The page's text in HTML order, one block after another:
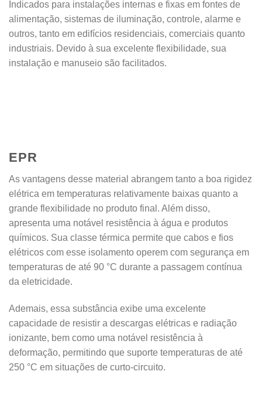
Indicados para instalações internas e fixas em fontes de
alimentação, sistemas de iluminação, controle, alarme e
outros, tanto em edifícios residenciais, comerciais quanto
industriais. Devido à sua excelente flexibilidade, sua
instalação e manuseio são facilitados.
EPR
As vantagens desse material abrangem tanto a boa rigidez
elétrica em temperaturas relativamente baixas quanto a
grande flexibilidade no produto final. Além disso,
apresenta uma notável resistência à água e produtos
químicos. Sua classe térmica permite que cabos e fios
elétricos com esse isolamento operem com segurança em
temperaturas de até 90 °C durante a passagem contínua
da eletricidade.
Ademais, essa substância exibe uma excelente
capacidade de resistir a descargas elétricas e radiação
ionizante, bem como uma notável resistência à
deformação, permitindo que suporte temperaturas de até
250 °C em situações de curto-circuito.